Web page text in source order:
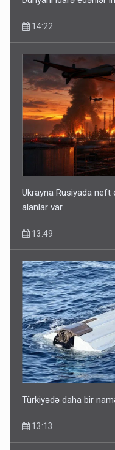
14:22
Ukrayna Rusiyada neft
alanlar var
13:49
Türkiyədə daha bir
13:13